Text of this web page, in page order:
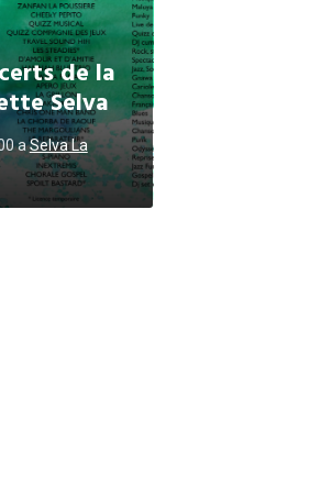
de la
Selva
aSelva La